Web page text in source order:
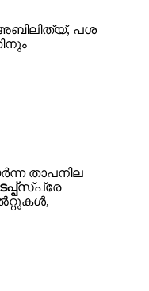
പശ
താപനില
സ്പ്രേ